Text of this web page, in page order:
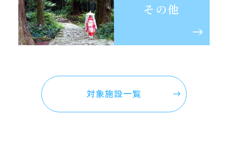
その他
対象施設一覧